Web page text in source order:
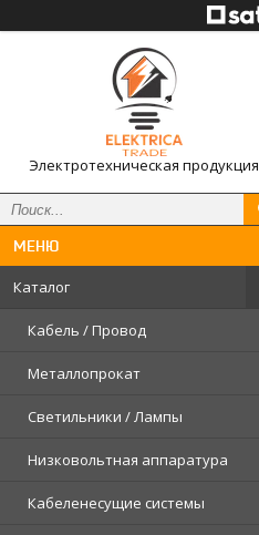
Электротехническая продукция
Каталог
Кабель / Провод
Металлопрокат
Светильники / Лампы
Низковольтная аппаратура
Кабеленесущие системы